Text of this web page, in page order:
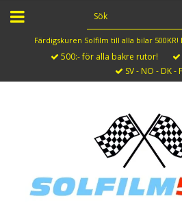
Färdigskuren Solfilm till alla bilar 500KR!
500:- för alla bakre rutor!
SV - NO - DK -